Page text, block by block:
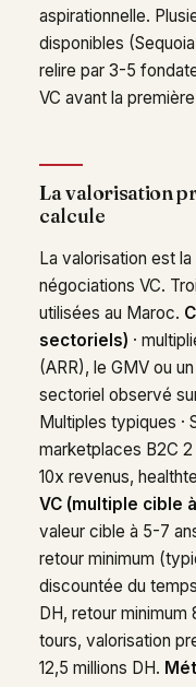
aspirationnelle.
disponibles
relire par 3-5
VC avant la
La valorisation
calcule
La valorisation est
négociations VC.
utilisées au Maroc.
sectoriels) ·
(ARR), le GMV ou
sectoriel observé
Multiples typiques ·
marketplaces B2C
10x revenus,
VC (multiple cible
valeur cible à 5-7
retour minimum
discountée du
DH, retour
tours, valorisation
12,5 millions DH.